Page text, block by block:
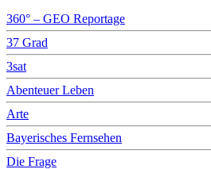
360° – GEO Reportage
37 Grad
3sat
Abenteuer Leben
Arte
Bayerisches Fernsehen
Die Frage